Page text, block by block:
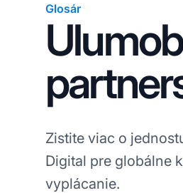
Glosár
Zistite viac o
Digital pre globálne
vyplácanie.